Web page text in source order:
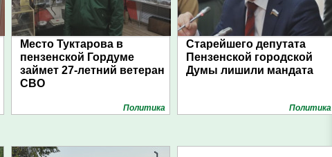
Место Туктарова в
пензенской Гордуме
займет 27-летний ветеран
СВО
Политика
Старейшего депутата
Пензенской городской
Думы лишили мандата
Политика